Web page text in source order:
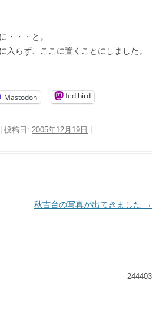
・・・と。
入らず、ここに置くことにしました。
Mastodon fedibird
| 投稿日: 2005年12月19日 |
秋吉台の写真が出てきました →
244403